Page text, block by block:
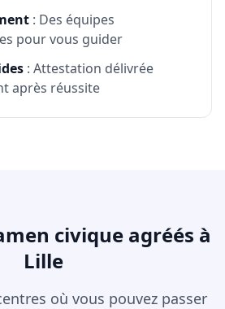
: Des équipes
pour vous guider
: Attestation délivrée
après réussite
civique agréés à
Lille
où vous pouvez passer